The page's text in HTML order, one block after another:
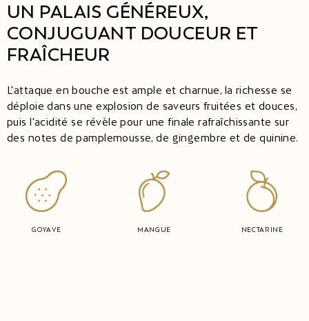
UN PALAIS GÉNÉREUX,
CONJUGUANT DOUCEUR ET
FRAÎCHEUR
L'attaque en bouche est ample et charnue, la richesse se
déploie dans une explosion de saveurs fruitées et douces,
puis l'acidité se révèle pour une finale rafraîchissante sur
des notes de pamplemousse, de gingembre et de quinine.
GOYAVE MANGUE NECTARINE